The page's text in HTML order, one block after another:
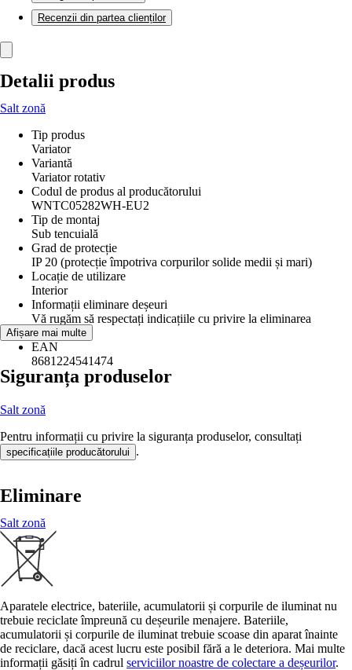
Recenzii din partea clienților
Detalii produs
Salt zonă
Tip produs
Variator
Variantă
Variator rotativ
Codul de produs al producătorului
WNTC05282WH-EU2
Tip de montaj
Sub tencuială
Grad de protecție
IP 20 (protecție împotriva corpurilor solide medii și mari)
Locație de utilizare
Interior
Informații eliminare deșeuri
Vă rugăm să respectați indicațiile cu privire la eliminarea
deșeurilor
EAN
8681224541474
Afișare mai multe
Siguranța produselor
Salt zonă
Pentru informații cu privire la siguranța produselor, consultați
specificațiile producătorului .
Eliminare
Salt zonă
Aparatele electrice, bateriile, acumulatorii și corpurile de iluminat nu
trebuie reciclate împreună cu deșeurile menajere. Bateriile,
acumulatorii și corpurile de iluminat trebuie scoase din aparat înainte
de reciclare, dacă acest lucru este posibil fără a le deteriora. Mai multe
informații găsiți în cadrul serviciilor noastre de colectare a deșeurilor.